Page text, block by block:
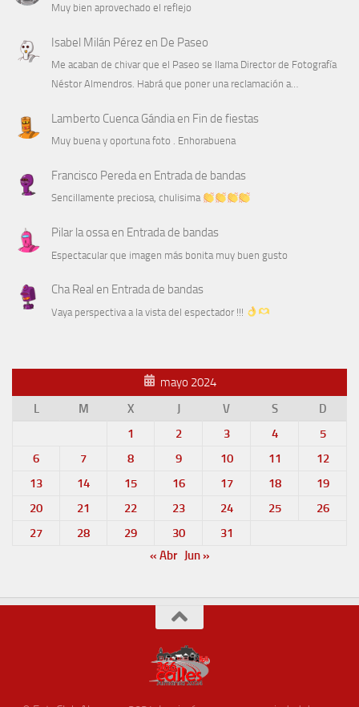
Muy bien aprovechado el reflejo
Isabel Milán Pérezen De Paseo
Me acaban de chivar que el Paseo se llama Director de Fotografía
Néstor Almendros. Habrá que poner una reclamación a…
Lamberto Cuenca Gándiaen Fin de fiestas
Muy buena y oportuna foto . Enhorabuena
Francisco Peredaen Entrada de bandas
Sencillamente preciosa, chulisima
Pilar la ossaen Entrada de bandas
Espectacular que imagen más bonita muy buen gusto
Cha Real en Entrada de bandas
Vaya perspectiva a la vista del espectador !!!
mayo 2024
L
M X J V S
D
1
2 3 4
5
6
7 8 9 10 11
12
13
14 15 16 17 18
19
20
21 22 23 24 25
26
27
28 29 30
31
« Abr Jun »